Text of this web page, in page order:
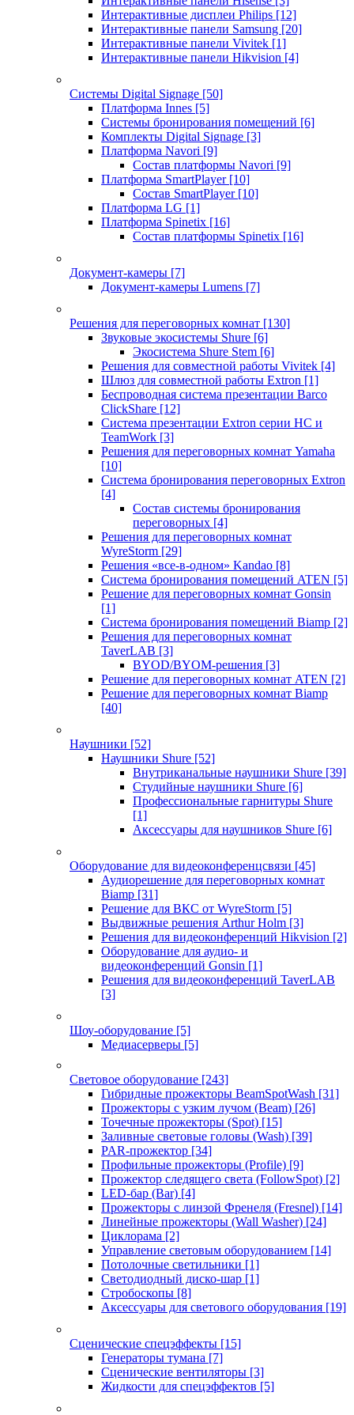
Интерактивные дисплеи Philips [12]
Интерактивные панели Samsung [20]
Интерактивные панели Vivitek [1]
Интерактивные панели Hikvision [4]
Системы Digital Signage [50]
Платформа Innes [5]
Системы бронирования помещений [6]
Комплекты Digital Signage [3]
Платформа Navori [9]
Состав платформы Navori [9]
Платформа SmartPlayer [10]
Состав SmartPlayer [10]
Платформа LG [1]
Платформа Spinetix [16]
Состав платформы Spinetix [16]
Документ-камеры [7]
Документ-камеры Lumens [7]
Решения для переговорных комнат [130]
Звуковые экосистемы Shure [6]
Экосистема Shure Stem [6]
Решения для совместной работы Vivitek [4]
Шлюз для совместной работы Extron [1]
Беспроводная система презентации Barco
ClickShare [12]
Система презентации Extron серии HC и
TeamWork [3]
Решения для переговорных комнат Yamaha
[10]
Система бронирования переговорных Extron
[4]
Состав системы бронирования
переговорных [4]
Решения для переговорных комнат
WyreStorm [29]
Решения «все-в-одном» Kandao [8]
Система бронирования помещений ATEN [5]
Решение для переговорных комнат Gonsin
[1]
Система бронирования помещений Biamp [2]
Решения для переговорных комнат
TaverLAB [3]
BYOD/BYOM-решения [3]
Решение для переговорных комнат ATEN [2]
Решение для переговорных комнат Biamp
[40]
Наушники [52]
Наушники Shure [52]
Внутриканальные наушники Shure [39]
Студийные наушники Shure [6]
Профессиональные гарнитуры Shure
[1]
Аксессуары для наушников Shure [6]
Оборудование для видеоконференцсвязи [45]
Аудиорешение для переговорных комнат
Biamp [31]
Решение для ВКС от WyreStorm [5]
Выдвижные решения Arthur Holm [3]
Решения для видеоконференций Hikvision [2]
Оборудование для аудио- и
видеоконференций Gonsin [1]
Решения для видеоконференций TaverLAB
[3]
Шоу-оборудование [5]
Медиасерверы [5]
Световое оборудование [243]
Гибридные прожекторы BeamSpotWash [31]
Прожекторы с узким лучом (Beam) [26]
Точечные прожекторы (Spot) [15]
Заливные световые головы (Wash) [39]
PAR-прожектор [34]
Профильные прожекторы (Profile) [9]
Прожектор следящего света (FollowSpot) [2]
LED-бар (Bar) [4]
Прожекторы с линзой Френеля (Fresnel) [14]
Линейные прожекторы (Wall Washer) [24]
Циклорама [2]
Управление световым оборудованием [14]
Потолочные светильники [1]
Светодиодный диско-шар [1]
Стробоскопы [8]
Аксессуары для светового оборудования [19]
Сценические спецэффекты [15]
Генераторы тумана [7]
Сценические вентиляторы [3]
Жидкости для спецэффектов [5]